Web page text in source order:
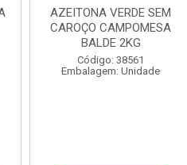
AZEITONA VERDE SEM
CAROÇO CAMPOMESA
BALDE 2KG
Código: 38561
Embalagem: Unidade